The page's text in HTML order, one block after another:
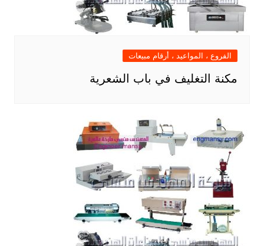
الفروع ، المواعيد ، أرقام مبيعات
مكنة التغليف في باب الشعرية